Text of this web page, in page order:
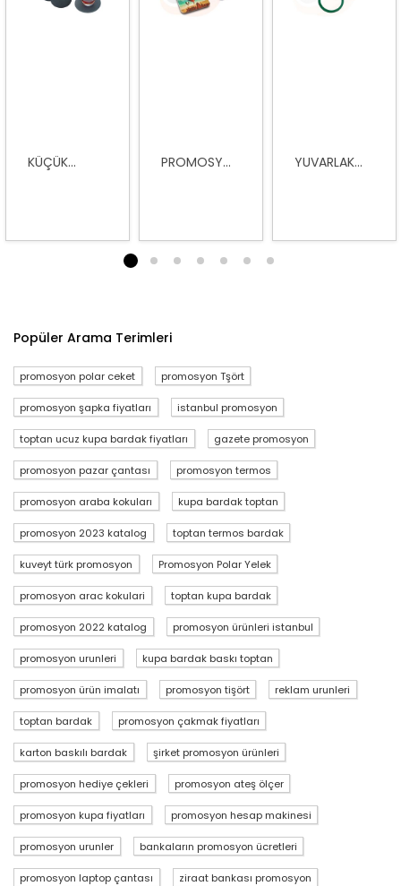
KÜÇÜK... PROMOSY... YUVARLAK...
2 3 4 5 6 7
Popüler Arama Terimleri
promosyon polar ceket promosyon Tşört
promosyon şapka fiyatları istanbul promosyon
toptan ucuz kupa bardak fiyatları gazete promosyon
promosyon pazar çantası promosyon termos
promosyon araba kokuları kupa bardak toptan
promosyon 2023 katalog toptan termos bardak
kuveyt türk promosyon Promosyon Polar Yelek
promosyon arac kokulari toptan kupa bardak
promosyon 2022 katalog promosyon ürünleri istanbul
promosyon urunleri kupa bardak baskı toptan
promosyon ürün imalatı promosyon tişört reklam urunleri
toptan bardak promosyon çakmak fiyatları
karton baskılı bardak şirket promosyon ürünleri
promosyon hediye çekleri promosyon ateş ölçer
promosyon kupa fiyatları promosyon hesap makinesi
promosyon urunler bankaların promosyon ücretleri
promosyon laptop çantası ziraat bankası promosyon